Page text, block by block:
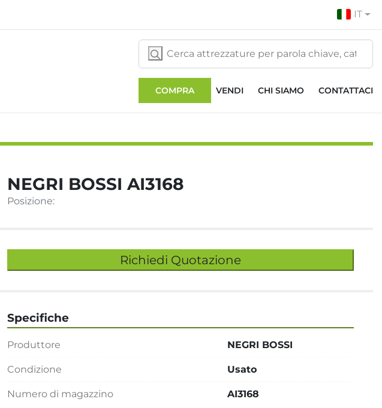
IT
COMPRA VENDI CHI SIAMO CONTATTACI
NEGRI BOSSI AI3168
Posizione:
Richiedi Quotazione
Specifiche
Produttore NEGRI BOSSI
Condizione Usato
Numero di magazzino AI3168